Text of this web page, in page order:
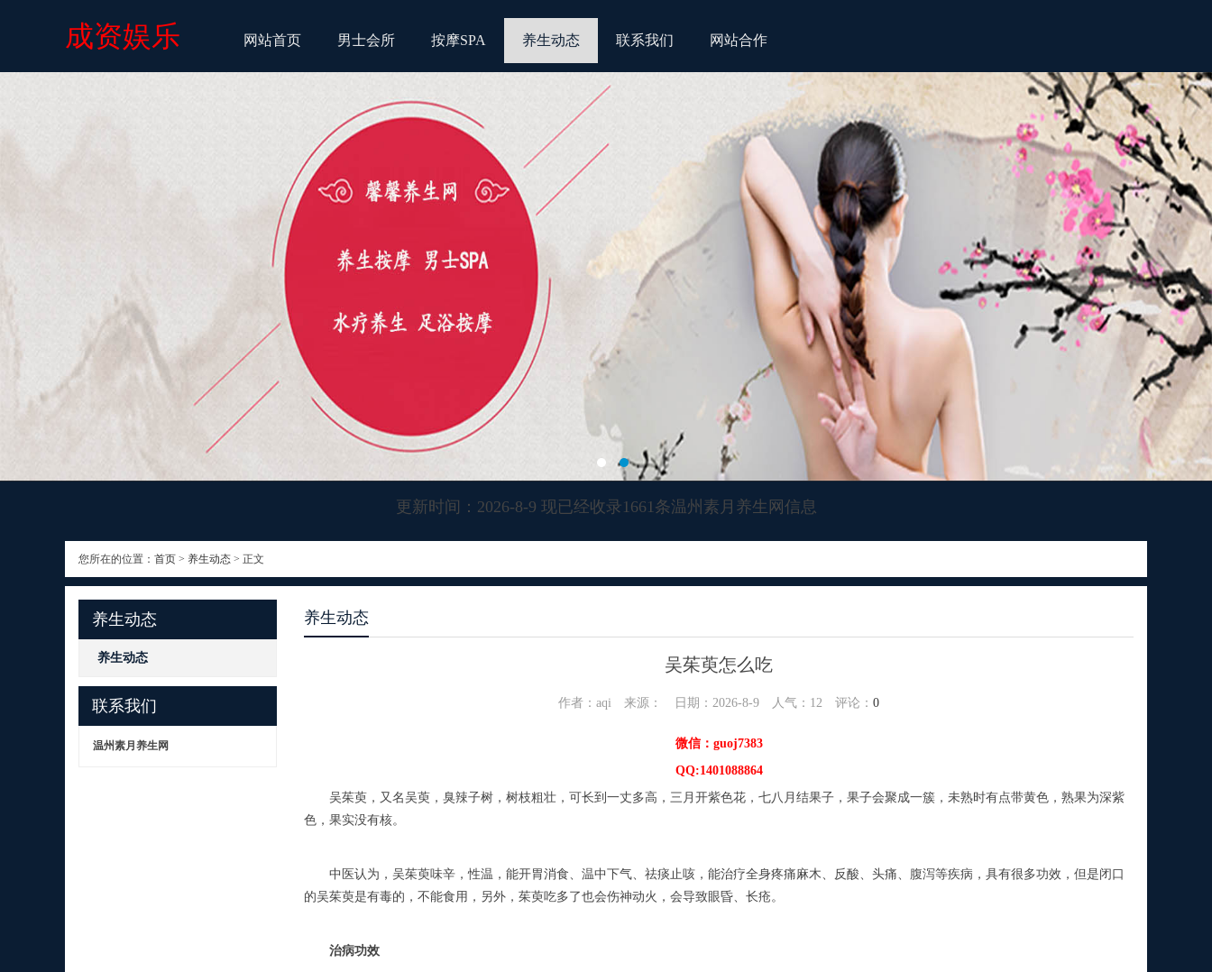
成资娱乐 网站首页 男士会所 按摩SPA 养生动态 联系我们 网站合作
更新时间：2026-8-9 现已经收录1661条温州素月养生网信息
您所在的位置： 首页 > 养生动态 > 正文
养生动态
养生动态
联系我们
温州素月养生网
养生动态
吴茱萸怎么吃
作者：aqi 来源： 日期：2026-8-9 人气： 12 评论： 0
微信：guoj7383
QQ:1401088864
吴茱萸，又名吴萸，臭辣子树，树枝粗壮，可长到一丈多高，三月开紫色花，七八月结果子，果子会聚成一簇，未熟时有点带黄色，熟果为深紫
色，果实没有核。
中医认为，吴茱萸味辛，性温，能开胃消食、温中下气、祛痰止咳，能治疗全身疼痛麻木、反酸、头痛、腹泻等疾病，具有很多功效，但是闭口
的吴茱萸是有毒的，不能食用，另外，茱萸吃多了也会伤神动火，会导致眼昏、长疮。
治病功效